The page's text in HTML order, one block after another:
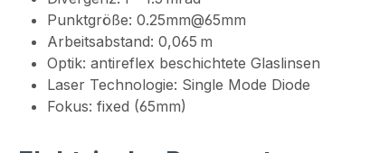
Punktgröße: 0.25mm@65mm
Arbeitsabstand: 0,065 m
Optik: antireflex beschichtete Glaslinsen
Laser Technologie: Single Mode Diode
Fokus: fixed (65mm)